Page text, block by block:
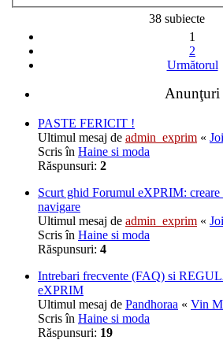
38 subiecte
1
2
Următorul
Anunţuri
PASTE FERICIT !
Ultimul mesaj de admin_exprim «
Scris în Haine si moda
Răspunsuri: 2
Scurt ghid Forumul eXPRIM: creare
navigare
Ultimul mesaj de admin_exprim «
Scris în Haine si moda
Răspunsuri: 4
Intrebari frecvente (FAQ) si
eXPRIM
Ultimul mesaj de Pandhoraa « Vin
Scris în Haine si moda
Răspunsuri: 19